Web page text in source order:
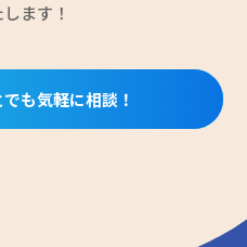
ます！
も気軽に相談！